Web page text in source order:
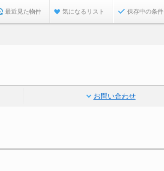
最近見た物件 気になるリスト 保存中の条件
お問い合わせ